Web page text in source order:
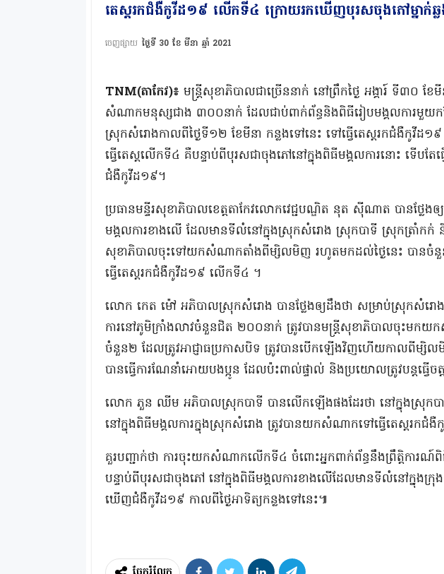
តេស្តរកជំងឺកូវីដ១៩ លើកទី៤ ក្រោយរកឃើញបុរសចុងភៅម្នាក់ឆ្ល
ចេញផ្សាយ ថ្ងៃទី 30 ខែ មីនា ឆ្នាំ 2021
TNM(តាកែវ)៖ មន្រ្តីសុខាភិបាលជាច្រើននាក់ នៅព្រឹកថ្ងៃ អង្គារ៍ ទី៣០ ខ
សំណាកមនុស្សជាង ៣០០នាក់ ដែលជាប់ពាក់ព័ន្ធនិងពិធីរៀបមង្គលការមួយកន្
ស្រុកសំរោងកាលពីថ្ងៃទី១២ ខែមីនា កន្លងទៅនេះ ទៅធ្វើតេស្តរកជំងឺកូវី
ធ្វើតេស្តលើកទី៤ គឺបន្ទាប់ពីបុរសជាចុងភៅនៅក្នុងពិធីមង្គលការនោះ ទើបត
ជំងឺកូវីដ១៩។
ប្រធានមន្ទីរសុខាភិបាលខេត្តតាកែវលោកវេជ្ជបណ្ឌិត នុត ស៉ីណាត បានថ្លែង
មង្គលការខាងលើ ដែលមានទីលំនៅក្នុងស្រុកសំរោង ស្រុកបាទី ស្រុកត្រាំកក់ និ
សុខាភិបាលចុះទៅយកសំណាកតាំងពីម្សិលមិញ រហូតមកដល់ថ្ងៃនេះ បានចំ
ធ្វើតេស្តរកជំងឺកូវីដ១៩ លើកទី៤ ។
លោក កេត ម៉ៅ អភិបាលស្រុកសំរោង បានថ្លែងឲ្យដឹងថា សម្រាប់ស្រុកសំរោ
ការនៅភូមិក្រាំងលាវចំនួនជិត ២០០នាក់ ត្រូវបានមន្រ្តីសុខាភិបាលចុះ
ចំនួន២ ដែលត្រូវអាជ្ញាធប្រកាសបិទ ត្រូវបានបើកឡើងវិញហើយកាលពីម្សិល
បានធ្វើការណែនាំអោយបងប្អូន ដែលប៉ះពាល់ផ្ទាល់ និងប្រយោលត្រូវបន្តធ្វើ
លោក ភួន ឈីម អភិបាលស្រុកបាទី បានលើកឡើងផងដែរថា នៅក្នុងស្រុកប
នៅក្នុងពិធីមង្គលការក្នុងស្រុកសំរោង ត្រូវបានយកសំណាកទៅធ្វើតេស្តរកជំ
គួរបញ្ជាក់ថា ការចុះយកសំណាកលើកទី៤ ចំពោះអ្នកពាក់ព័ន្ធនឹងព្រឹត្តិការណ៍
បន្ទាប់ពីបុរសជាចុងភៅ នៅក្នុងពិធីមង្គលការខាងលើដែលមានទីលំនៅក្នុងក្រុង
ឃើញជំងឺកូវីដ១៩ កាលពីថ្ងៃអាទិត្យកន្លងទៅនេះ៕